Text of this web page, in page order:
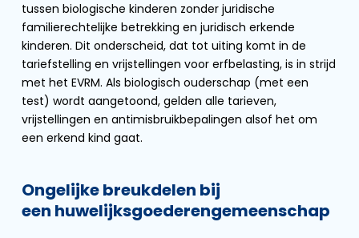
tussen biologische kinderen zonder juridische
familierechtelijke betrekking en juridisch erkende
kinderen. Dit onderscheid, dat tot uiting komt in de
tariefstelling en vrijstellingen voor erfbelasting, is in strijd
met het EVRM. Als biologisch ouderschap (met een
test) wordt aangetoond, gelden alle tarieven,
vrijstellingen en antimisbruikbepalingen alsof het om
een erkend kind gaat.
Ongelijke breukdelen bij
een huwelijksgoederengemeenschap